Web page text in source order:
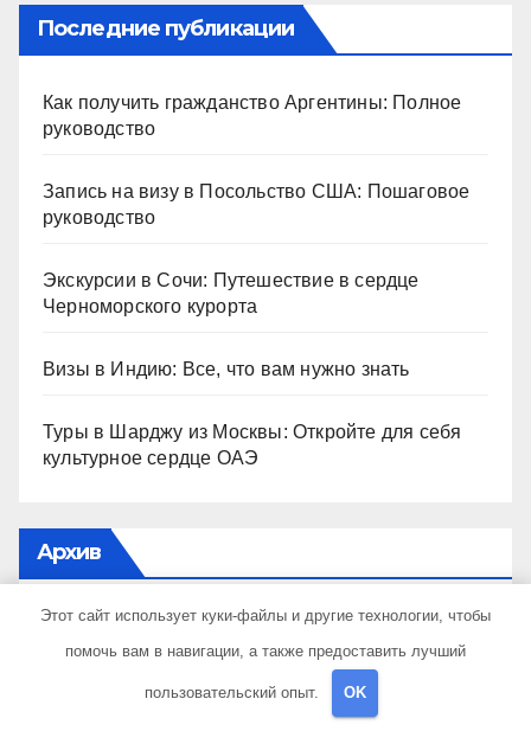
Последние публикации
Как получить гражданство Аргентины: Полное
руководство
Запись на визу в Посольство США: Пошаговое
руководство
Экскурсии в Сочи: Путешествие в сердце
Черноморского курорта
Визы в Индию: Все, что вам нужно знать
Туры в Шарджу из Москвы: Откройте для себя
культурное сердце ОАЭ
Архив
Май 2026
Апрель 2026
Этот сайт использует куки-файлы и другие технологии, чтобы
помочь вам в навигации, а также предоставить лучший
пользовательский опыт. OK